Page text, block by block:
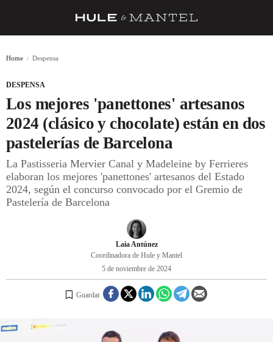
BARRAS Y ESTRELLAS
DÓNDE COMER
ÍDOLOS DE MESAS
CUADERNO DE VIAJE
INICIAR SESIÓN
Home Despensa
DESPENSA
Los mejores 'panettones' artesanos
2024 (clásico y chocolate) están en dos
pastelerías de Barcelona
La Pastisseria Mervier Canal y Madeleine by Ferrieres
elaboran los mejores 'panettones' artesanos del Estado
2024, según el concurso convocado por el Gremio de
Pastelería de Barcelona
Laia Antúnez
Coordinadora de Hule y Mantel
5 de noviembre de 2024
Guardar